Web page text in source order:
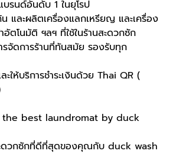
บรนด์อันดับ 1 ในยุโรป
และผลิตเครื่องแลกเหรียญ และเครื่อง
อัตโนมัติ ฯลฯ ที่ใช้ในร้านสะดวกซัก
รจัดการร้านที่ทันสมัย รองรับทุก
ให้บริการชำระเงินด้วย Thai QR (
the best laundromat by duck
ดวกซักที่ดีที่สุดของคุณกับ duck wash